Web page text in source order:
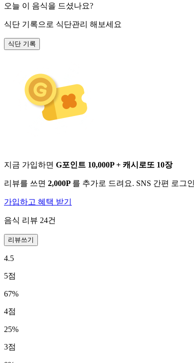
오늘 이 음식을 드셨나요?
식단 기록으로 식단관리 해보세요
식단 기록
지금 가입하면 G포인트 10,000P + 캐시로또 10장
리뷰를 쓰면 2,000P 를 추가로 드려요. SNS 간편 로그
가입하고 혜택 받기
음식 리뷰 24건
리뷰쓰기
4.5
5점
67%
4점
25%
3점